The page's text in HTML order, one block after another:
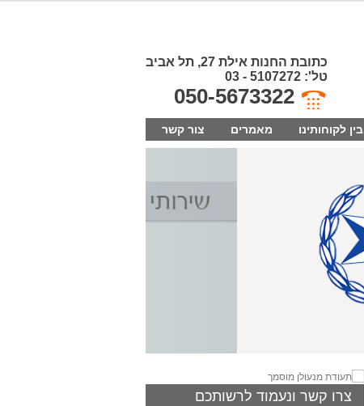
כתובת החנות אילת 27, תל אביב
טל': 5107272 - 03
050-5673322
בין לקוחותינו מאמרים צור קשר
צרו קשר ונעמוד לרשותכם